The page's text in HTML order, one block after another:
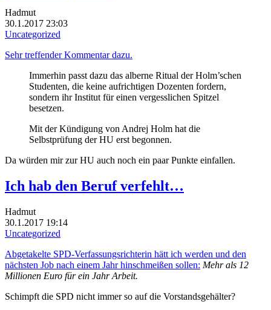
Hadmut
30.1.2017 23:03
Uncategorized
Sehr treffender Kommentar dazu.
Immerhin passt dazu das alberne Ritual der Holm’schen
Studenten, die keine aufrichtigen Dozenten fordern,
sondern ihr Institut für einen vergesslichen Spitzel
besetzen.
Mit der Kündigung von Andrej Holm hat die
Selbstprüfung der HU erst begonnen.
Da würden mir zur HU auch noch ein paar Punkte einfallen.
Ich hab den Beruf verfehlt…
Hadmut
30.1.2017 19:14
Uncategorized
Abgetakelte SPD-Verfassungsrichterin hätt ich werden und den
nächsten Job nach einem Jahr hinschmeißen sollen: Mehr als 12
Millionen Euro für ein Jahr Arbeit.
Schimpft die SPD nicht immer so auf die Vorstandsgehälter?